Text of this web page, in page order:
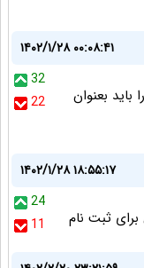
۱۴۰۲/۱/۲۸ ۰۰:۰۸:۴۱
32
22
بعنوان
۱۴۰۲/۱/۲۸ ۱۸:۵۵:۱۷
24
11